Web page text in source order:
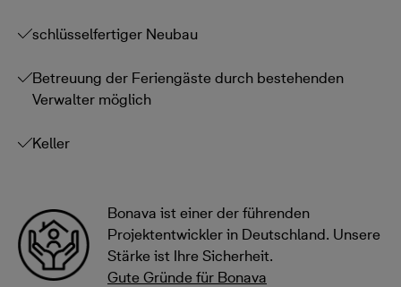
schlüsselfertiger Neubau
Betreuung der Feriengäste durch bestehenden
Verwalter möglich
Keller
Bonava ist einer der führenden
Projektentwickler in Deutschland. Unsere
Stärke ist Ihre Sicherheit.
Gute Gründe für Bonava